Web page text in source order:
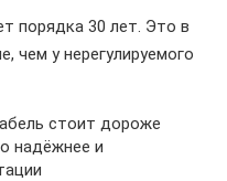
порядка 30 лет. Это в
чем у нерегулируемого
стоит дороже
надёжнее и